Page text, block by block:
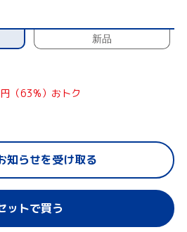
新品
（63%）おトク
知らせを受け取る
ットで買う